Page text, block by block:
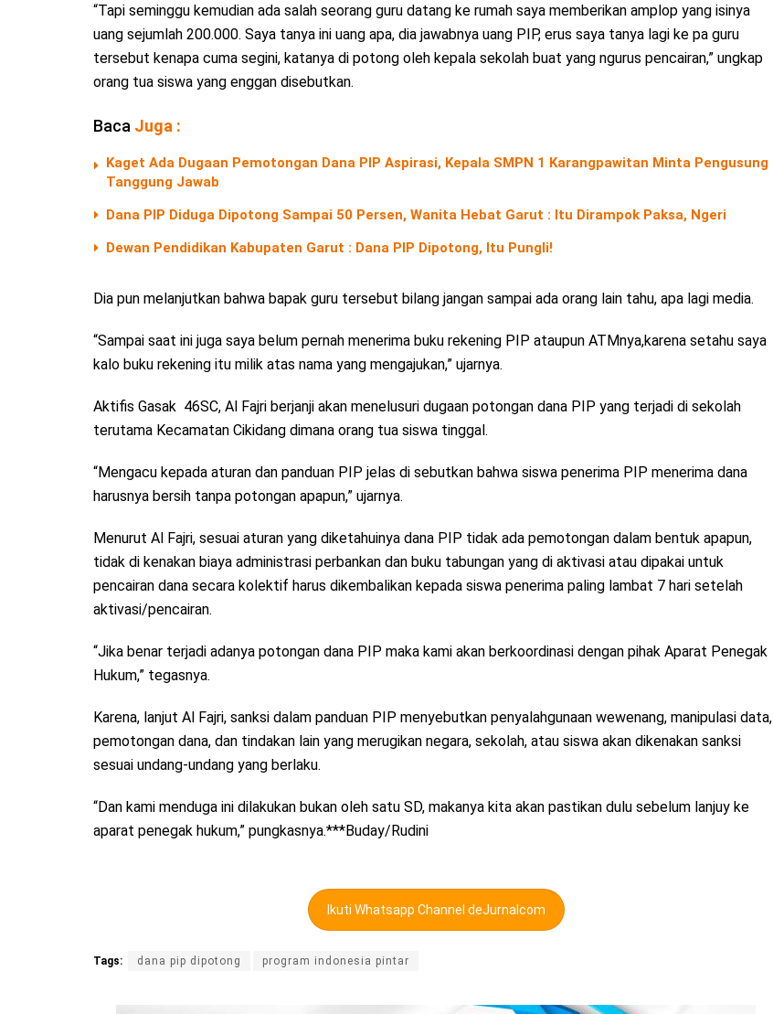
“Tapi seminggu kemudian ada salah seorang guru datang ke rumah saya memberikan amplop yang isinya
uang sejumlah 200.000. Saya tanya ini uang apa, dia jawabnya uang PIP, erus saya tanya lagi ke pa guru
tersebut kenapa cuma segini, katanya di potong oleh kepala sekolah buat yang ngurus pencairan,” ungkap
orang tua siswa yang enggan disebutkan.
Baca Juga :
Kaget Ada Dugaan Pemotongan Dana PIP Aspirasi, Kepala SMPN 1 Karangpawitan Minta Pengusung
Tanggung Jawab
Dana PIP Diduga Dipotong Sampai 50 Persen, Wanita Hebat Garut : Itu Dirampok Paksa, Ngeri
Dewan Pendidikan Kabupaten Garut : Dana PIP Dipotong, Itu Pungli!
Dia pun melanjutkan bahwa bapak guru tersebut bilang jangan sampai ada orang lain tahu, apa lagi media.
“Sampai saat ini juga saya belum pernah menerima buku rekening PIP ataupun ATMnya,karena setahu saya
kalo buku rekening itu milik atas nama yang mengajukan,” ujarnya.
Aktifis Gasak 46SC, Al Fajri berjanji akan menelusuri dugaan potongan dana PIP yang terjadi di sekolah
terutama Kecamatan Cikidang dimana orang tua siswa tinggal.
“Mengacu kepada aturan dan panduan PIP jelas di sebutkan bahwa siswa penerima PIP menerima dana
harusnya bersih tanpa potongan apapun,” ujarnya.
Menurut Al Fajri, sesuai aturan yang diketahuinya dana PIP tidak ada pemotongan dalam bentuk apapun,
tidak di kenakan biaya administrasi perbankan dan buku tabungan yang di aktivasi atau dipakai untuk
pencairan dana secara kolektif harus dikembalikan kepada siswa penerima paling lambat 7 hari setelah
aktivasi/pencairan.
“Jika benar terjadi adanya potongan dana PIP maka kami akan berkoordinasi dengan pihak Aparat Penegak
Hukum,” tegasnya.
Karena, lanjut Al Fajri, sanksi dalam panduan PIP menyebutkan penyalahgunaan wewenang, manipulasi data,
pemotongan dana, dan tindakan lain yang merugikan negara, sekolah, atau siswa akan dikenakan sanksi
sesuai undang-undang yang berlaku.
“Dan kami menduga ini dilakukan bukan oleh satu SD, makanya kita akan pastikan dulu sebelum lanjuy ke
aparat penegak hukum,” pungkasnya.***Buday/Rudini
Ikuti Whatsapp Channel deJurnalcom
Tags: dana pip dipotong program indonesia pintar